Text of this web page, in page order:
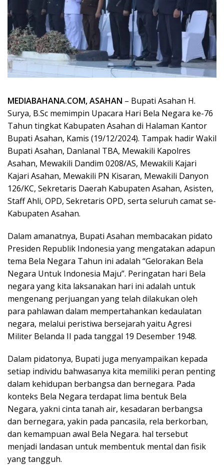
MEDIABAHANA.COM, ASAHAN – Bupati Asahan H.
Surya, B.Sc memimpin Upacara Hari Bela Negara ke-76
Tahun tingkat Kabupaten Asahan di Halaman Kantor
Bupati Asahan, Kamis (19/12/2024). Tampak hadir Wakil
Bupati Asahan, Danlanal TBA, Mewakili Kapolres
Asahan, Mewakili Dandim 0208/AS, Mewakili Kajari
Kajari Asahan, Mewakili PN Kisaran, Mewakili Danyon
126/KC, Sekretaris Daerah Kabupaten Asahan, Asisten,
Staff Ahli, OPD, Sekretaris OPD, serta seluruh camat se-
Kabupaten Asahan.
Dalam amanatnya, Bupati Asahan membacakan pidato
Presiden Republik Indonesia yang mengatakan adapun
tema Bela Negara Tahun ini adalah “Gelorakan Bela
Negara Untuk Indonesia Maju”. Peringatan hari Bela
negara yang kita laksanakan hari ini adalah untuk
mengenang perjuangan yang telah dilakukan oleh
para pahlawan dalam mempertahankan kedaulatan
negara, melalui peristiwa bersejarah yaitu Agresi
Militer Belanda II pada tanggal 19 Desember 1948.
Dalam pidatonya, Bupati juga menyampaikan kepada
setiap individu bahwasanya kita memiliki peran penting
dalam kehidupan berbangsa dan bernegara. Pada
konteks Bela Negara terdapat lima bentuk Bela
Negara, yakni cinta tanah air, kesadaran berbangsa
dan bernegara, yakin pada pancasila, rela berkorban,
dan kemampuan awal Bela Negara. hal tersebut
menjadi landasan untuk membentuk mental dan fisik
yang tangguh.